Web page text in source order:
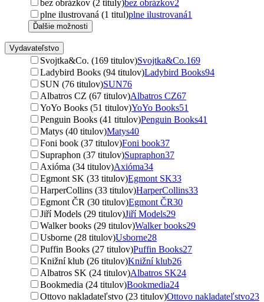
bez obrázkov (2 tituly)bez obrázkov2
plne ilustrovaná (1 titul)plne ilustrovaná1
Ďalšie možnosti
Vydavateľstvo
Svojtka&Co. (169 titulov)Svojtka&Co.169
Ladybird Books (94 titulov)Ladybird Books94
SUN (76 titulov)SUN76
Albatros CZ (67 titulov)Albatros CZ67
YoYo Books (51 titulov)YoYo Books51
Penguin Books (41 titulov)Penguin Books41
Matys (40 titulov)Matys40
Foni book (37 titulov)Foni book37
Supraphon (37 titulov)Supraphon37
Axióma (34 titulov)Axióma34
Egmont SK (33 titulov)Egmont SK33
HarperCollins (33 titulov)HarperCollins33
Egmont ČR (30 titulov)Egmont ČR30
Jiří Models (29 titulov)Jiří Models29
Walker books (29 titulov)Walker books29
Usborne (28 titulov)Usborne28
Puffin Books (27 titulov)Puffin Books27
Knižní klub (26 titulov)Knižní klub26
Albatros SK (24 titulov)Albatros SK24
Bookmedia (24 titulov)Bookmedia24
Ottovo nakladateľstvo (23 titulov)Ottovo nakladateľstvo23